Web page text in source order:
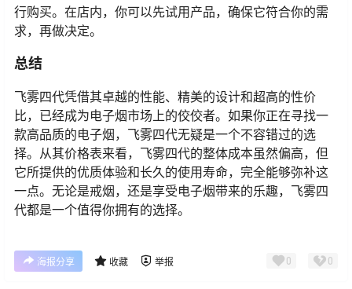
行购买。在店内，你可以先试用产品，确保它符合你的需
求，再做决定。
总结
飞雾四代凭借其卓越的性能、精美的设计和超高的性价
比，已经成为电子烟市场上的佼佼者。如果你正在寻找一
款高品质的电子烟，飞雾四代无疑是一个不容错过的选
择。从其价格表来看，飞雾四代的整体成本虽然偏高，但
它所提供的优质体验和长久的使用寿命，完全能够弥补这
一点。无论是戒烟，还是享受电子烟带来的乐趣，飞雾四
代都是一个值得你拥有的选择。
海报分享 收藏 举报 0 0